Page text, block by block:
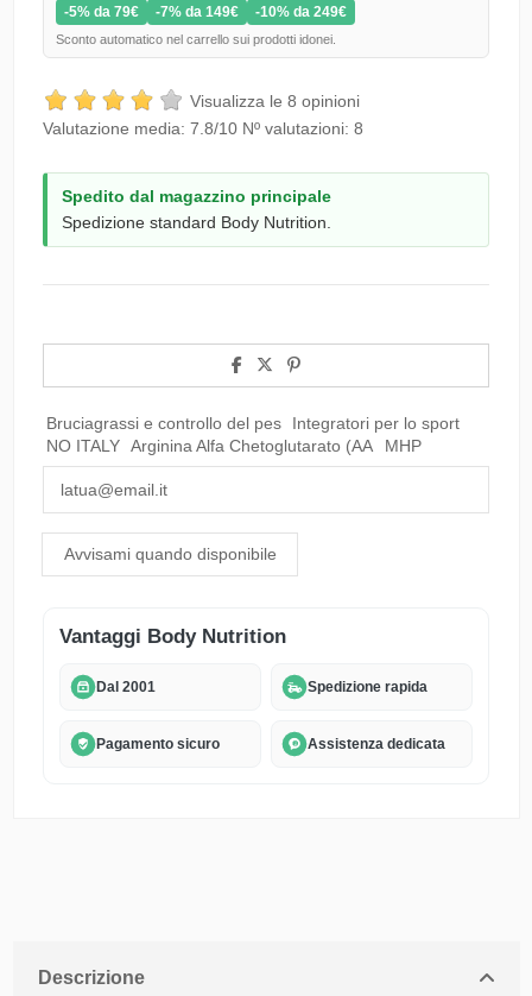
-5% da 79€
-7% da 149€ -10% da 249€
Sconto automatico nel carrello sui prodotti idonei.
Visualizza le 8 opinioni
Valutazione media: 7.8/10 Nº valutazioni: 8
Spedito dal magazzino principale
Spedizione standard Body Nutrition.
Bruciagrassi e controllo del pes
Integratori per lo sport
NO ITALY Arginina Alfa Chetoglutarato (AA MHP
Vantaggi Body Nutrition
Dal 2001 Spedizione rapida
Pagamento sicuro Assistenza dedicata
Descrizione